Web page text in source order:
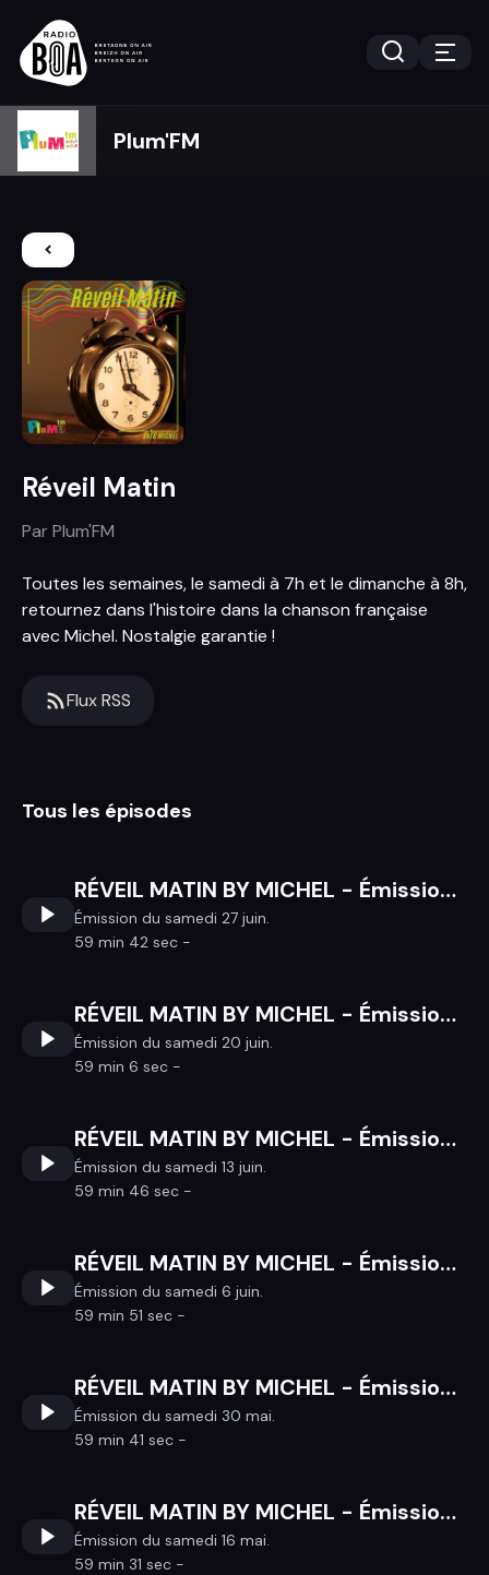
Plum'FM
Réveil Matin
ParPlum'FM
Toutes les semaines, le samedi à 7h et le dimanche à 8h,
retournez dans l'histoire dans la chanson française
avec Michel. Nostalgie garantie !
Flux RSS
Tous les épisodes
RÉVEIL MATIN BY MICHEL - Émission du samedi 27 juin
Émission du samedi 27 juin.
59 min 42 sec -
RÉVEIL MATIN BY MICHEL - Émission du samedi 20 juin
Émission du samedi 20 juin.
59 min 6 sec -
RÉVEIL MATIN BY MICHEL - Émission du samedi 13 juin
Émission du samedi 13 juin.
59 min 46 sec -
RÉVEIL MATIN BY MICHEL - Émission du samedi 6 juin
Émission du samedi 6 juin.
59 min 51 sec -
RÉVEIL MATIN BY MICHEL - Émission du samedi 30 mai
Émission du samedi 30 mai.
59 min 41 sec -
RÉVEIL MATIN BY MICHEL - Émission du samedi 16 mai
Émission du samedi 16 mai.
59 min 31 sec -